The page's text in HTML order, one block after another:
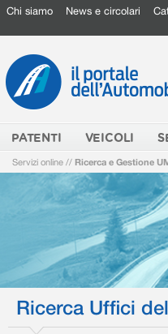
Chi siamo News e circolari
PATENTI VEICOLI
Servizi online // Ricerca e Gestione
Ricerca Uffici